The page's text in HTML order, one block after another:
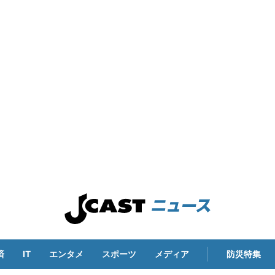
IT エンタメ スポーツ メディア 防災特集